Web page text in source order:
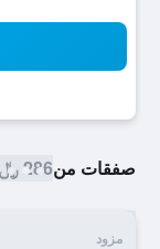
صفقات من286 ﷼
مزود